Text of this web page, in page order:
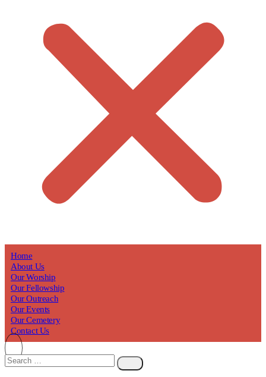
Home
About Us
Our Worship
Our Fellowship
Our Outreach
Our Events
Our Cemetery
Contact Us